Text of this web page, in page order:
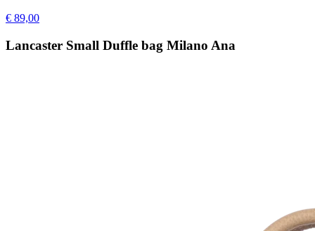
€ 89,00
Lancaster Small Duffle bag Milano Ana